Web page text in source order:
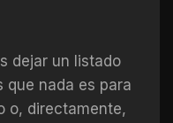
dejar un listado
que nada es para
o, directamente,